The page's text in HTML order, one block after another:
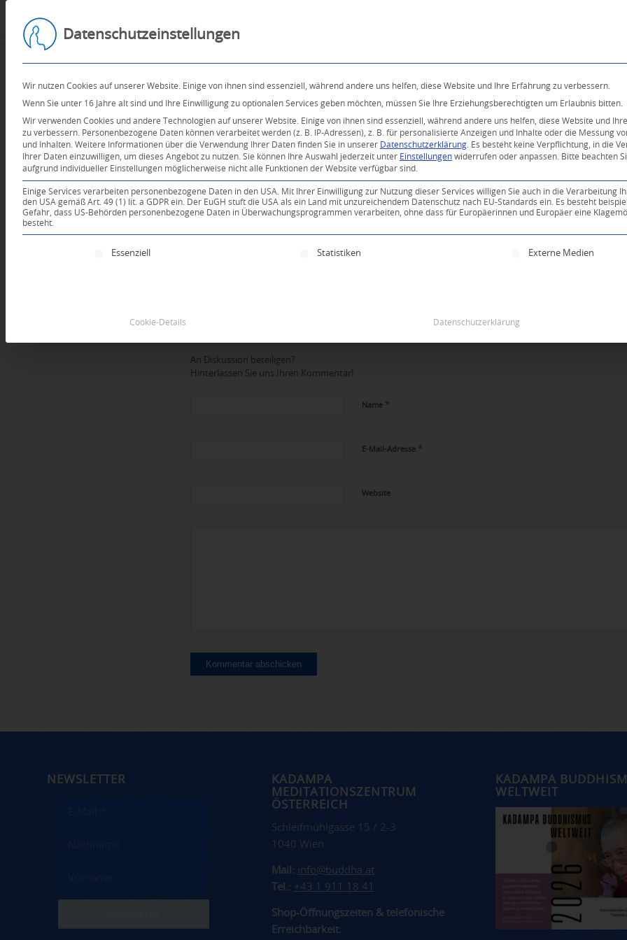
An Diskussion beteiligen?
Hinterlassen Sie uns Ihren Kommentar!
Name *
E-Mail-Adresse *
Website
NEWSLETTER
KADAMPA
MEDITATIONSZENTRUM
ÖSTERREICH
Schleifmühlgasse 15 / 2-3
1040 Wien
Mail: info@buddha.at
Tel.: +43 1 911 18 41
Shop-Öffnungszeiten & telefonische
Erreichbarkeit:
KADAMPA
WELTWEIT
Datenschutzeinstellungen
Wir nutzen Cookies auf unserer Website. Einige von ihnen sind essenziell, während andere uns helfen, diese Website und Ihre Erfahrung zu verbessern.
Wenn Sie unter 16 Jahre alt sind und Ihre Einwilligung zu optionalen Services geben möchten, müssen Sie Ihre Erziehungsberechtigten um Erlaubnis bitten.
Wir verwenden Cookies und andere Technologien auf unserer Website. Einige von ihnen sind essenziell, während andere uns helfen, diese Website und
zu verbessern.
Personenbezogene Daten können verarbeitet werden (z. B. IP-Adressen), z. B. für personalisierte Anzeigen und Inhalte oder die Messung
und Inhalten. Weitere Informationen über die Verwendung Ihrer Daten finden Sie in unserer Datenschutzerklärung
Es besteht keine Verpflichtung, in die
Ihrer Daten einzuwilligen, um dieses Angebot zu nutzen. Sie können Ihre Auswahl jederzeit unter Einstellungen widerrufen oder anpassen.
Bitte beachten
aufgrund individueller Einstellungen möglicherweise nicht alle Funktionen der Website verfügbar sind.
Einige Services verarbeiten personenbezogene Daten in den USA. Mit Ihrer Einwilligung zur Nutzung dieser Services willigen Sie auch in die Verarbeitung
den USA gemäß Art. 49 (1) lit. a GDPR ein. Der EuGH stuft die USA als ein Land mit unzureichendem Datenschutz nach EU-Standards ein. Es besteht
Gefahr, dass US-Behörden personenbezogene Daten in Überwachungsprogrammen verarbeiten, ohne dass für Europäerinnen und Europäer eine
besteht.
Es folgt eine Liste der Service-Gruppen, für die eine Einwilligung erteilt werden kann. Die erste
Essenziell Statistiken Externe Medien
Cookie-Details Datenschutzerklärung